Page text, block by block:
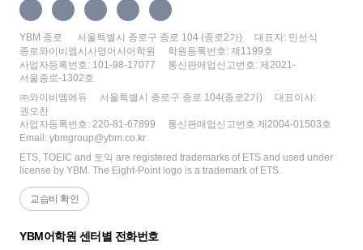
를 계속 던져주셔서 실전 대비에 도움이 됐습니
문 길이와 주제 난이도가 낮아졌고, 동의어 문제
도 쉬워졌다는 체감이 들었습니다. 지문을 처음부
터 끝까지 읽고 풀어도 시간 여유가 있었고, 학원
에서 제공되는 문제량만 성실히 소화해도 리딩은
빠르게 적응할 수 있었습니다.
2) 리스닝
리스닝 역시 전반적으로 난이도가 낮아졌다는 느
- 짧은 한 문장 응답
- 안내문 형식
- 아카데믹 리스닝
그냥 시험 점수 만들기용이 아니고, 정말로 제 영
어 실력 자체가 많이 오른 거 같아서 너무 감사했
던 시간이었습니다. 토플 점수는 만들었지만 강의
를 계속 듣고 싶어서 정말 영어 회화 강의라도 만
들어주셨으면 좋겠어요 ㅋ_ㅋ
YBM 종로 서울특별시 종로구 종로 104 (종로2가)
대표자: 민선식
종로와이비엠시사영어사어학원
학원등록번호: 제1199호
사업자등록번호: 101-98-17077
통신판매업신고번호: 제2021-
서울종로-1302호
㈜와이비엠에듀
서울특별시 종로구 종로 104(종로2가)
대표이사:
권오찬
사업자등록번호: 220-81-67899
통신판매업신고번호 제2004-01503호
Email: ybmgroup@ybm.co.kr
ETS, TOEIC and 토익 are registered trademarks of ETS and used under
license by YBM. The Eight-Point logo is a trademark of ETS.
교습비 확인
YBM어학원 센터별 전화번호